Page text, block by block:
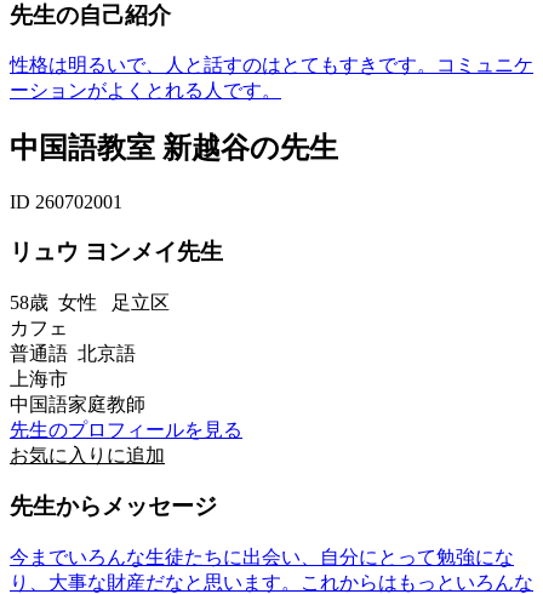
先生の自己紹介
性格は明るいで、人と話すのはとてもすきです。コミュニケ
ーションがよくとれる人です。
中国語教室 新越谷の先生
ID 260702001
リュウ ヨンメイ先生
58歳 女性 足立区
カフェ
普通語 北京語
上海市
中国語家庭教師
先生のプロフィールを見る
お気に入りに追加
先生からメッセージ
今までいろんな生徒たちに出会い、自分にとって勉強にな
り、大事な財産だなと思います。これからはもっといろんな